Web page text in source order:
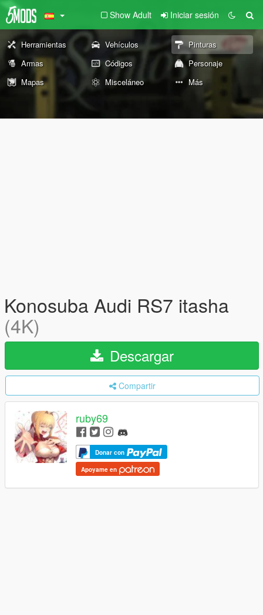
Show Adult Iniciar sesión
Herramientas Vehículos
Pinturas
Armas
Códigos
Personaje
Mapas
Misceláneo Más
Konosuba Audi RS7 itasha
(4K)
Descargar
Compartir
ruby69
Donar con
Apoyame en